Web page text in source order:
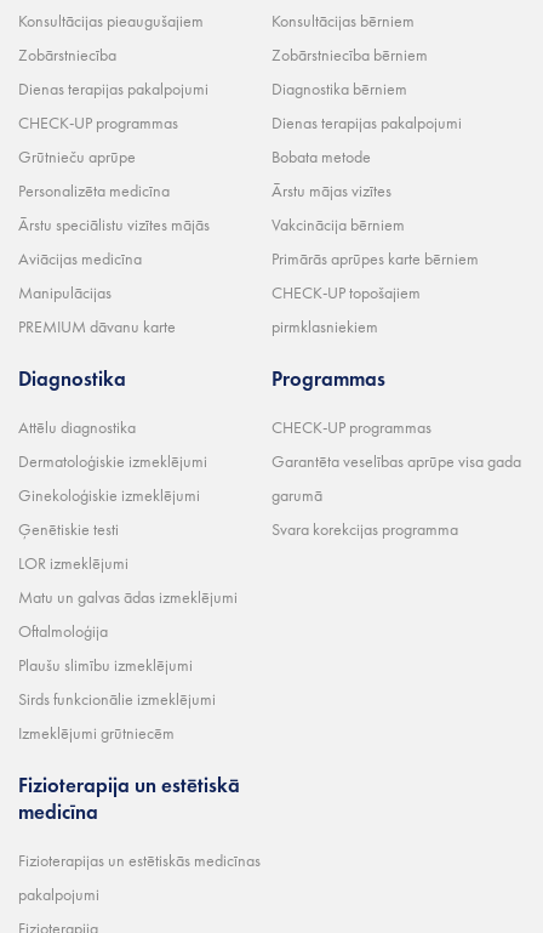
Konsultācijas pieaugušajiem
Zobārstniecība
Dienas terapijas pakalpojumi
CHECK-UP programmas
Grūtnieču aprūpe
Personalizēta medicīna
Ārstu speciālistu vizītes mājās
Aviācijas medicīna
Manipulācijas
PREMIUM dāvanu karte
Konsultācijas bērniem
Zobārstniecība bērniem
Diagnostika bērniem
Dienas terapijas pakalpojumi
Bobata metode
Ārstu mājas vizītes
Vakcinācija bērniem
Primārās aprūpes karte bērniem
CHECK-UP topošajiem
pirmklasniekiem
Diagnostika
Attēlu diagnostika
Dermatoloģiskie izmeklējumi
Ginekoloģiskie izmeklējumi
Ģenētiskie testi
LOR izmeklējumi
Matu un galvas ādas izmeklējumi
Oftalmoloģija
Plaušu slimību izmeklējumi
Sirds funkcionālie izmeklējumi
Izmeklējumi grūtniecēm
Fizioterapija un estētiskā
medicīna
Fizioterapijas un estētiskās medicīnas
pakalpojumi
Fizioterapija
Programmas
CHECK-UP programmas
Garantēta veselības aprūpe visa gada
garumā
Svara korekcijas programma